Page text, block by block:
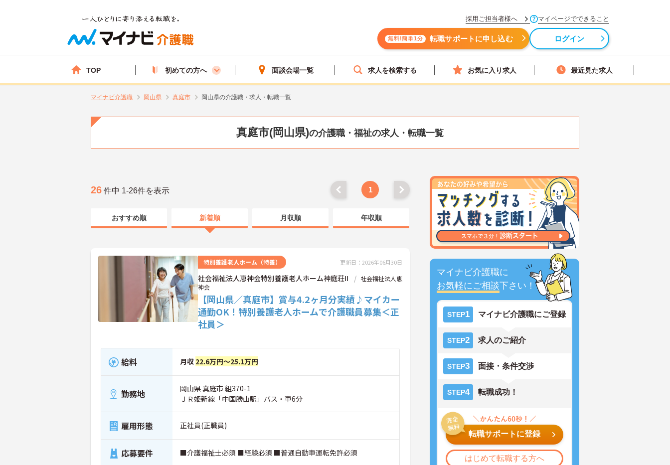
採用ご担当者様へ マイページでできること
無料!簡単1分 転職サポートに申し込む ログイン
TOP 初めての方へ 面談会場一覧 求人を検索する お気に入り求人 最近見た求人
マイナビ介護職 岡山県 真庭市 岡山県の介護職・求人・転職一覧
真庭市(岡山県)の介護職・福祉の求人・転職一覧
マイナビ介護職に
お気軽にご相談下さい！
STEP1 マイナビ介護職にご登録
STEP2 求人のご紹介
STEP3 面接・条件交渉
STEP4 転職成功！
転職サポートに登録
はじめて転職する方へ
26 件中 1-26件を表示 1
おすすめ順 新着順 月収順 年収順
特別養護老人ホーム（特養） 更新日：2026年06月30日
社会福祉法人恵神会特別養護老人ホーム神庭荘II
社会福祉法人恵
神会
【岡山県／真庭市】賞与4.2ヶ月分実績♪マイカー
通勤OK！特別養護老人ホームで介護職員募集＜正
社員＞
給料 月収 22.6万円～25.1万円
勤務地
岡山県 真庭市 組370-1
ＪＲ姫新線「中国勝山駅」バス・車6分
雇用形態 正社員(正職員)
応募要件 ■介護福祉士必須 ■経験必須 ■普通自動車運転免許必須